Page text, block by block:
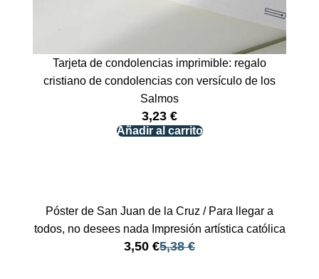
Tarjeta de condolencias imprimible: regalo
cristiano de condolencias con versículo de los
Salmos
3,23 €
Añadir al carrito
Póster de San Juan de la Cruz / Para llegar a
todos, no desees nada Impresión artística católica
5,38€
3,50 €